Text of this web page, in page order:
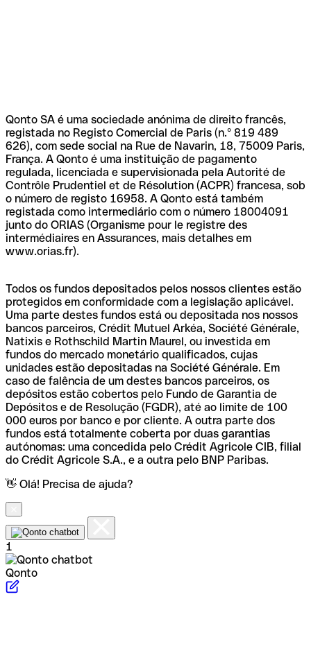
Qonto SA é uma sociedade anónima de direito francês,
registada no Registo Comercial de Paris (n.º 819 489
626), com sede social na Rue de Navarin, 18, 75009 Paris,
França. A Qonto é uma instituição de pagamento
regulada, licenciada e supervisionada pela Autorité de
Contrôle Prudentiel et de Résolution (ACPR) francesa, sob
o número de registo 16958. A Qonto está também
registada como intermediário com o número 18004091
junto do ORIAS (Organisme pour le registre des
intermédiaires en Assurances, mais detalhes em
www.orias.fr).
Todos os fundos depositados pelos nossos clientes estão
protegidos em conformidade com a legislação aplicável.
Uma parte destes fundos está ou depositada nos nossos
bancos parceiros, Crédit Mutuel Arkéa, Société Générale,
Natixis e Rothschild Martin Maurel, ou investida em
fundos do mercado monetário qualificados, cujas
unidades estão depositadas na Société Générale. Em
caso de falência de um destes bancos parceiros, os
depósitos estão cobertos pelo Fundo de Garantia de
Depósitos e de Resolução (FGDR), até ao limite de 100
000 euros por banco e por cliente. A outra parte dos
fundos está totalmente coberta por duas garantias
autónomas: uma concedida pelo Crédit Agricole CIB, filial
do Crédit Agricole S.A., e a outra pelo BNP Paribas.
👋 Olá! Precisa de ajuda?
1
Qonto